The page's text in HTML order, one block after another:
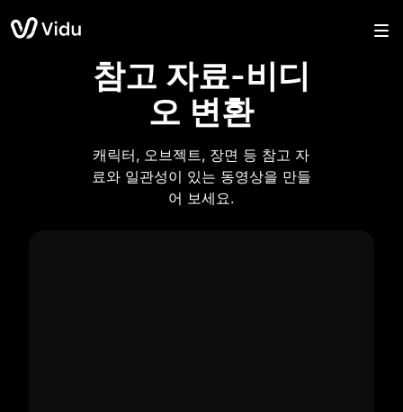
참고 자료-비디
오 변환
캐릭터, 오브젝트, 장면 등 참고 자
료와 일관성이 있는 동영상을 만들
어 보세요.